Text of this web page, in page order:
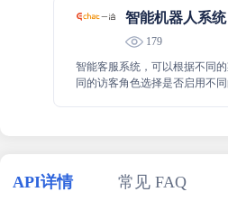
智能机器人系统
179
智能客服系统，可以根据不同
同的访客角色选择是否启用不
API详情 常见 FAQ